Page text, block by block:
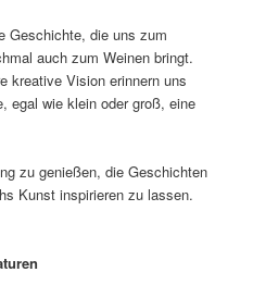
Geschichte, die uns zum
auch zum Weinen bringt.
kreative Vision erinnern uns
egal wie klein oder groß, eine
zu genießen, die Geschichten
Kunst inspirieren zu lassen.